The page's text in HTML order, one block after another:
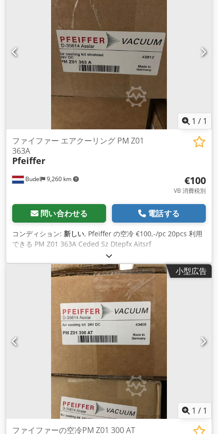
1 / 1
Budel 9,260 km
ファイファー エアクーリング PM Z01
363A
Pfeiffer
€100
VB 消費税別
問い合わせる 電話する
コンディション: 新しい, Pfeiffer の空冷 €100,-/pc 20pcs 利用
できる PM Z01 363A Ceded Sz Dtepfx Aitsrf
小型広告
1 / 1
ファイファーの空冷PM Z01 300 AT